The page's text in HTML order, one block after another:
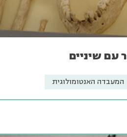
עם שיניים
המעבדה האנטומולוגית